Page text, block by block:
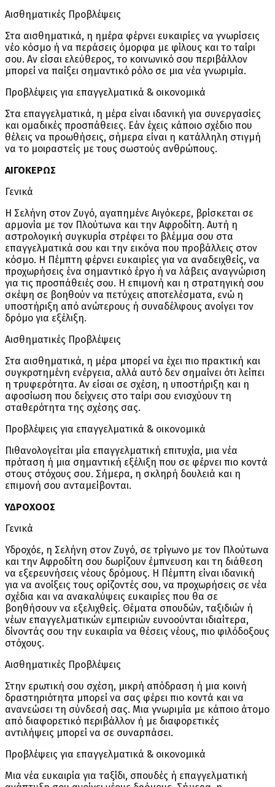
Αισθηματικές Προβλέψεις
Στα αισθηματικά, η ημέρα φέρνει ευκαιρίες να γνωρίσεις
νέο κόσμο ή να περάσεις όμορφα με φίλους και το ταίρι
σου. Αν είσαι ελεύθερος, το κοινωνικό σου περιβάλλον
μπορεί να παίξει σημαντικό ρόλο σε μια νέα γνωριμία.
Προβλέψεις για επαγγελματικά & οικονομικά
Στα επαγγελματικά, η μέρα είναι ιδανική για συνεργασίες
και ομαδικές προσπάθειες. Εάν έχεις κάποιο σχέδιο που
θέλεις να προωθήσεις, σήμερα είναι η κατάλληλη στιγμή
να το μοιραστείς με τους σωστούς ανθρώπους.
ΑΙΓΟΚΕΡΩΣ
Γενικά
Η Σελήνη στον Ζυγό, αγαπημένε Αιγόκερε, βρίσκεται σε
αρμονία με τον Πλούτωνα και την Αφροδίτη. Αυτή η
αστρολογική συγκυρία στρέφει το βλέμμα σου στα
επαγγελματικά σου και την εικόνα που προβάλλεις στον
κόσμο. Η Πέμπτη φέρνει ευκαιρίες για να αναδειχθείς, να
προχωρήσεις ένα σημαντικό έργο ή να λάβεις αναγνώριση
για τις προσπάθειές σου. Η επιμονή και η στρατηγική σου
σκέψη σε βοηθούν να πετύχεις αποτελέσματα, ενώ η
υποστήριξη από ανώτερους ή συναδέλφους ανοίγει τον
δρόμο για εξέλιξη.
Αισθηματικές Προβλέψεις
Στα αισθηματικά, η μέρα μπορεί να έχει πιο πρακτική και
συγκροτημένη ενέργεια, αλλά αυτό δεν σημαίνει ότι λείπει
η τρυφερότητα. Αν είσαι σε σχέση, η υποστήριξη και η
αφοσίωση που δείχνεις στο ταίρι σου ενισχύουν τη
σταθερότητα της σχέσης σας.
Προβλέψεις για επαγγελματικά & οικονομικά
Πιθανολογείται μία επαγγελματική επιτυχία, μια νέα
πρόταση ή μια σημαντική εξέλιξη που σε φέρνει πιο κοντά
στους στόχους σου. Σήμερα, η σκληρή δουλειά και η
επιμονή σου ανταμείβονται.
ΥΔΡΟΧΟΟΣ
Γενικά
Υδροχόε, η Σελήνη στον Ζυγό, σε τρίγωνο με τον Πλούτωνα
και την Αφροδίτη σου δωρίζουν έμπνευση και τη διάθεση
να εξερευνήσεις νέους δρόμους. Η Πέμπτη είναι ιδανική
για να ανοίξεις τους ορίζοντές σου, να προχωρήσεις σε νέα
σχέδια και να ανακαλύψεις ευκαιρίες που θα σε
βοηθήσουν να εξελιχθείς. Θέματα σπουδών, ταξιδιών ή
νέων επαγγελματικών εμπειριών ευνοούνται ιδιαίτερα,
δίνοντάς σου την ευκαιρία να θέσεις νέους, πιο φιλόδοξους
στόχους.
Αισθηματικές Προβλέψεις
Στην ερωτική σου σχέση, μικρή απόδραση ή μια κοινή
δραστηριότητα μπορεί να σας φέρει πιο κοντά και να
ανανεώσει τη σύνδεσή σας. Μια γνωριμία με κάποιο άτομο
από διαφορετικό περιβάλλον ή με διαφορετικές
αντιλήψεις μπορεί να σε συναρπάσει.
Προβλέψεις για επαγγελματικά & οικονομικά
Μια νέα ευκαιρία για ταξίδι, σπουδές ή επαγγελματική